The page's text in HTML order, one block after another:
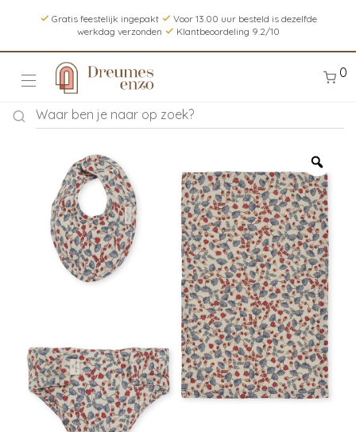
Gratis feestelijk ingepakt
Voor 13.00 uur besteld is dezelfde
werkdag verzonden
Klantbeoordeling 9.2/10
0